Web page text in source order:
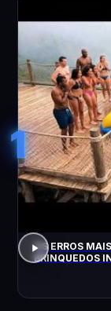
1
OS ERROS
BRINQUEDOS